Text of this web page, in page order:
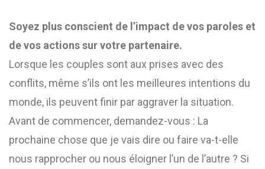
Soyez plus conscient de l’impact de vos paroles et
de vos actions sur votre partenaire.
Lorsque les couples sont aux prises avec des
conflits, même s’ils ont les meilleures intentions du
monde, ils peuvent finir par aggraver la situation.
Avant de commencer, demandez-vous : La
prochaine chose que je vais dire ou faire va-t-elle
nous rapprocher ou nous éloigner l’un de l’autre ? Si